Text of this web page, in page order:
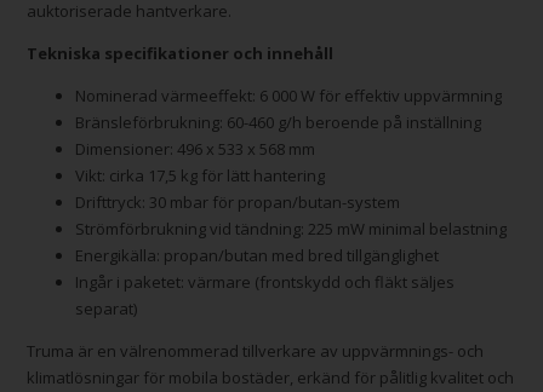
auktoriserade hantverkare.
Tekniska specifikationer och innehåll
Nominerad värmeeffekt: 6 000 W för effektiv uppvärmning
Bränsleförbrukning: 60-460 g/h beroende på inställning
Dimensioner: 496 x 533 x 568 mm
Vikt: cirka 17,5 kg för lätt hantering
Drifttryck: 30 mbar för propan/butan-system
Strömförbrukning vid tändning: 225 mW minimal belastning
Energikälla: propan/butan med bred tillgänglighet
Ingår i paketet: värmare (frontskydd och fläkt säljes
separat)
Truma är en välrenommerad tillverkare av uppvärmnings- och
klimatlösningar för mobila bostäder, erkänd för pålitlig kvalitet och